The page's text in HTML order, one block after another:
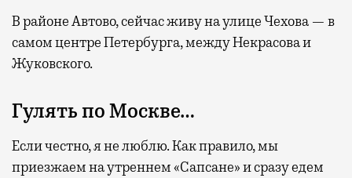
В районе Автово, сейчас живу на улице Чехова — в
самом центре Петербурга, между Некрасова и
Жуковского.
Гулять по Москве…
Если честно, я не люблю. Как правило, мы
приезжаем на утреннем «Сапсане» и сразу едем